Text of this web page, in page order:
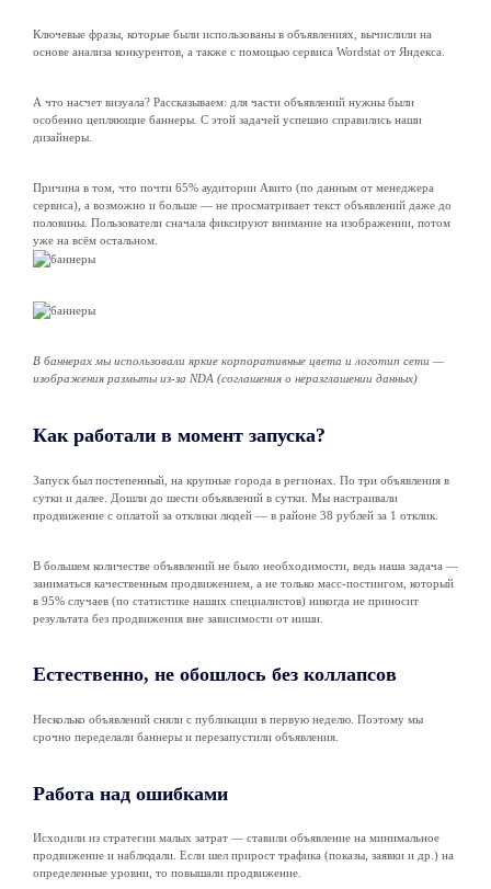
Ключевые фразы, которые были использованы в объявлениях, вычислили на
основе анализа конкурентов, а также с помощью сервиса Wordstat от Яндекса.
А что насчет визуала? Рассказываем: для части объявлений нужны были
особенно цепляющие баннеры. С этой задачей успешно справились наши
дизайнеры.
Причина в том, что почти 65% аудитории Авито (по данным от менеджера
сервиса), а возможно и больше — не просматривает текст объявлений даже до
половины. Пользователи сначала фиксируют внимание на изображении, потом
уже на всём остальном.
В баннерах мы использовали яркие корпоративные цвета и логотип сети —
изображения размыты из-за NDA (соглашения о неразглашении данных)
Как работали в момент запуска?
Запуск был постепенный, на крупные города в регионах. По три объявления в
сутки и далее. Дошли до шести объявлений в сутки. Мы настраивали
продвижение с оплатой за отклики людей — в районе 38 рублей за 1 отклик.
В большем количестве объявлений не было необходимости, ведь наша задача —
заниматься качественным продвижением, а не только масс-постингом, который
в 95% случаев (по статистике наших специалистов) никогда не приносит
результата без продвижения вне зависимости от ниши.
Естественно, не обошлось без коллапсов
Несколько объявлений сняли с публикации в первую неделю. Поэтому мы
срочно переделали баннеры и перезапустили объявления.
Работа над ошибками
Исходили из стратегии малых затрат — ставили объявление на минимальное
продвижение и наблюдали. Если шел прирост трафика (показы, заявки и др.) на
определенные уровни, то повышали продвижение.